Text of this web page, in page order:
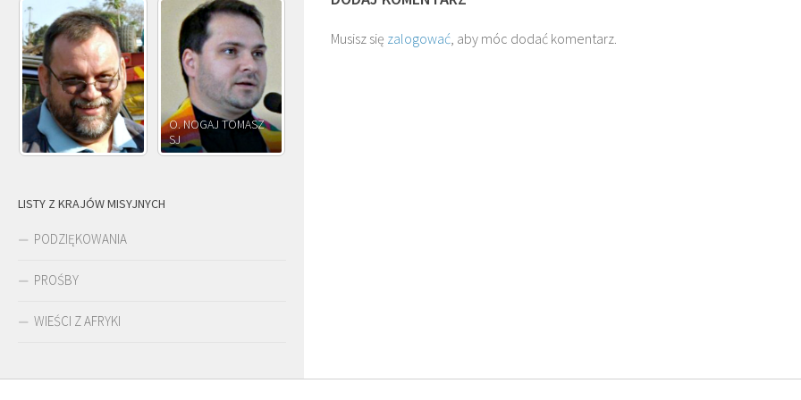
Musisz się zalogować, aby móc dodać komentarz.
O. NOGAJ TOMASZ
SJ
O. JÓZEF OLEKSY SJ
LISTY Z KRAJÓW MISYJNYCH
PODZIĘKOWANIA
PROŚBY
WIEŚCI Z AFRYKI